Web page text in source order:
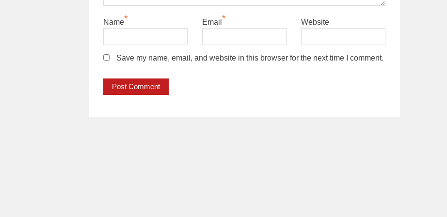
Name* Email * Website
Save my name, email, and website in this browser for the next time I comment.